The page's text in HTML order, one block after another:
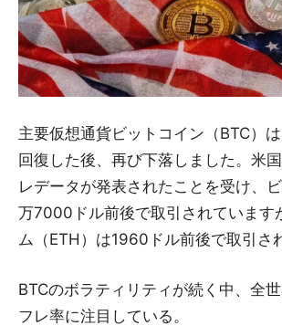
主要仮想通貨ビットコイン（BTC）
回復した後、再び下落しました。米
レデータが発表されたことを受け、
万7000ドル前後で取引されています
ム（ETH）は1960ドル前後で取引さ
BTCのボラティリティが続く中、全
フレ率に注目している。